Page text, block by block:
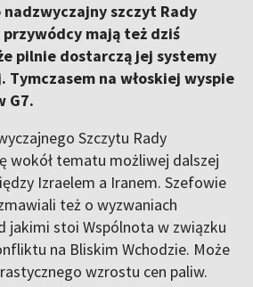
szczyt Rady
mają też dziś
pilnie dostarczą jej systemy
na włoskiej wyspie
G7.
Szczytu Rady
wokół tematu możliwej dalszej
Izraelem a Iranem. Szefowie
też o wyzwaniach
jakimi stoi Wspólnota w związku
na Bliskim Wchodzie. Może
wzrostu cen paliw.